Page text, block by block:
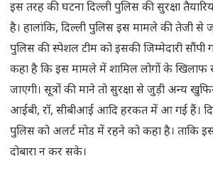
इस तरह की घटना दिल्ली पुलिस की सुरक्षा
है। हालांकि, दिल्ली पुलिस इस मामले की तेजी से
पुलिस की स्पेशल टीम को इसकी जिम्मेदारी सौंपी
कहा है कि इस मामले में शामिल लोगों के खिलाफ
जाएगी। सूत्रों की माने तो सुरक्षा से जुड़ी अन्य
आईबी, रॉ, सीबीआई आदि हरकत में आ गई हैं।
पुलिस को अलर्ट मोड में रहने को कहा है। ताकि
दोबारा न कर सके।